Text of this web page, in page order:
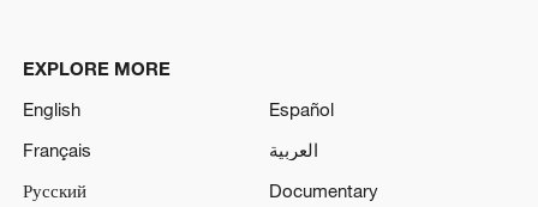
EXPLORE MORE
English
Español
Français
العربية
Русский
Documentary